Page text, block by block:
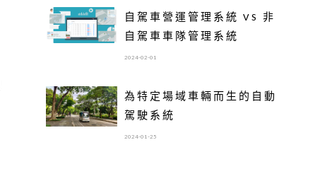
自駕車營運管理系統 VS 非
自駕車車隊管理系統
2024-02-01
為特定場域車輛而生的自動
駕駛系統
2024-01-25